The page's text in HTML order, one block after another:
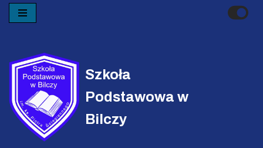
treści
Szkoła
Podstawowa w
Bilczy